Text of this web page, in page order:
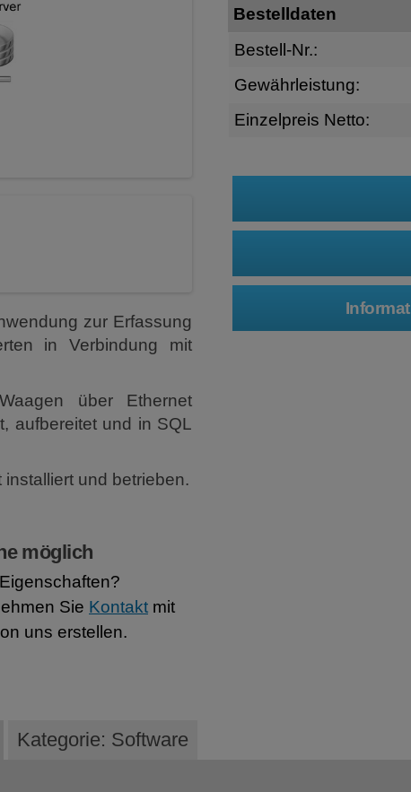
zur Erfassung
in Verbindung mit
über Ethernet
aufbereitet und in SQL
und betrieben.
möglich
Sie Kontakt mit
uns erstellen.
Bestelldaten
Bestell-Nr.:
Gewährleistung:
Einzelpreis Netto:
Kategorie: Software